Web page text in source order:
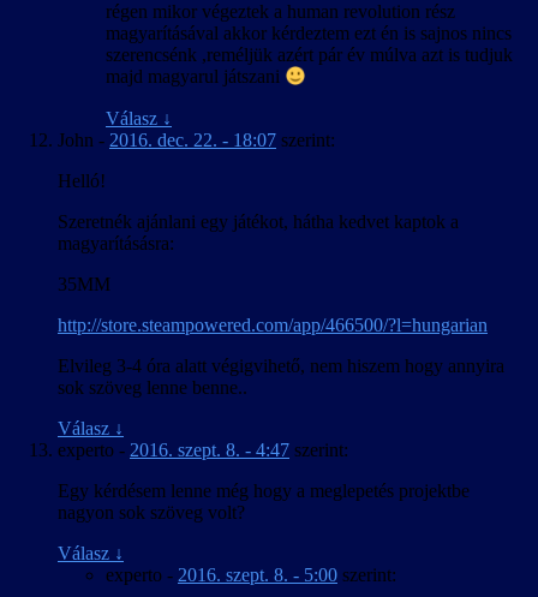
régen mikor végeztek a human revolution rész
magyarításával akkor kérdeztem ezt én is sajnos nincs
szerencsénk ,reméljük azért pár év múlva azt is tudjuk
majd magyarul játszani
Válasz ↓
John - 2016. dec. 22. - 18:07 szerint:
Helló!
Szeretnék ajánlani egy játékot, hátha kedvet kaptok a
magyarításásra:
35MM
http://store.steampowered.com/app/466500/?l=hungarian
Elvileg 3-4 óra alatt végigvihető, nem hiszem hogy annyira
sok szöveg lenne benne..
Válasz ↓
experto - 2016. szept. 8. - 4:47 szerint:
Egy kérdésem lenne még hogy a meglepetés projektbe
nagyon sok szöveg volt?
Válasz ↓
experto - 2016. szept. 8. - 5:00 szerint: